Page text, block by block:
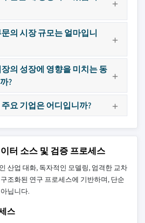
의 시장 규모는 얼마입니
의 성장에 영향을 미치는 동
?
요 기업은 어디입니까?
터 소스 및 검증 프로세스
산업 대화, 독자적인 모델링, 엄격한 교차
조화된 연구 프로세스에 기반하며, 단순
닙니다.
스